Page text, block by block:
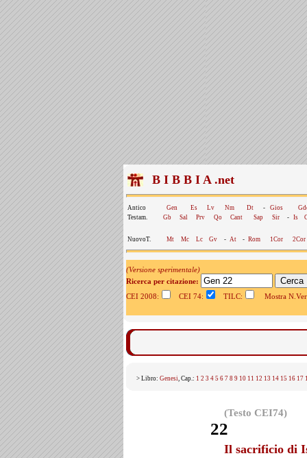
B I B B I A .net
Antico Gen Es Lv Nm Dt - Gios
Testam.
Gb Sal Prv Qo Cant Sap Sir - Is
NuovoT. Mt Mc Lc Gv - At - Rom 1Cor 2Cor
(Versione sperimentale)
Ricerca per citazione:
CEI 2008:
CEI 74: TILC: Mostra
> Libro: Genesi, Cap.: 1 2 3 4 5 6 7 8 9 10 11 12 13 14 15 16 17
(Testo CEI74)
22
Il sacrificio di